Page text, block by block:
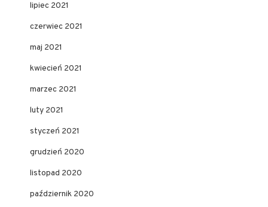
lipiec 2021
czerwiec 2021
maj 2021
kwiecień 2021
marzec 2021
luty 2021
styczeń 2021
grudzień 2020
listopad 2020
październik 2020